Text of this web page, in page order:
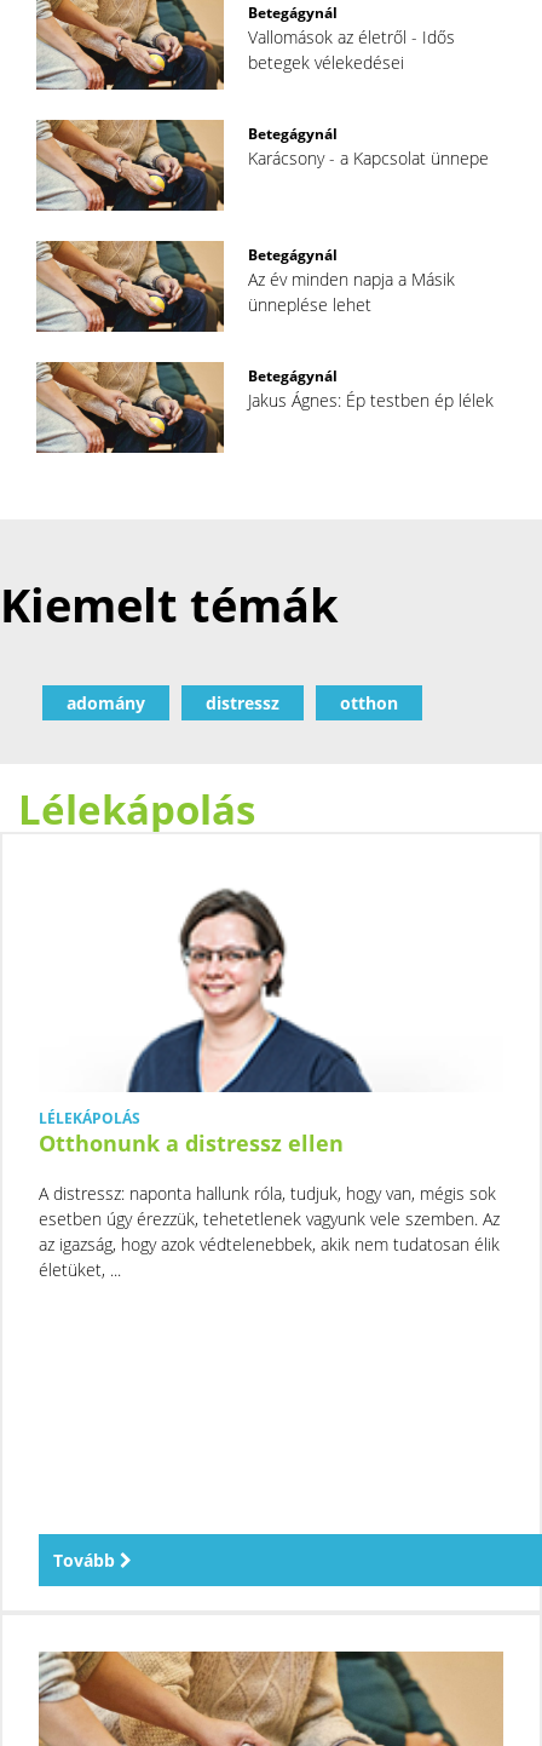
Betegágynál
Vallomások az életről - Idős
betegek vélekedései
Betegágynál
Karácsony - a Kapcsolat ünnepe
Betegágynál
Az év minden napja a Másik
ünneplése lehet
Betegágynál
Jakus Ágnes: Ép testben ép lélek
Kiemelt témák
adomány distressz otthon
Lélekápolás
LÉLEKÁPOLÁS
Otthonunk a distressz ellen
A distressz: naponta hallunk róla, tudjuk, hogy van, mégis sok
esetben úgy érezzük, tehetetlenek vagyunk vele szemben. Az
az igazság, hogy azok védtelenebbek, akik nem tudatosan élik
életüket, ...
Tovább